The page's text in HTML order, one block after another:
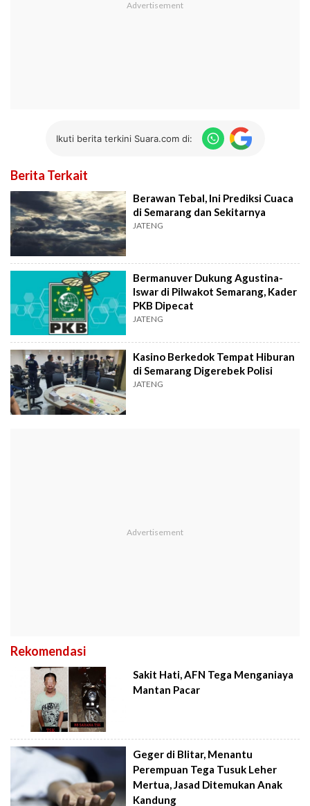
Ikuti berita terkini Suara.com di:
Berita Terkait
Berawan Tebal, Ini Prediksi Cuaca
di Semarang dan Sekitarnya
JATENG
Bermanuver Dukung Agustina-
Iswar di Pilwakot Semarang, Kader
PKB Dipecat
JATENG
Kasino Berkedok Tempat Hiburan
di Semarang Digerebek Polisi
JATENG
Rekomendasi
Sakit Hati, AFN Tega Menganiaya
Mantan Pacar
Geger di Blitar, Menantu
Perempuan Tega Tusuk Leher
Mertua, Jasad Ditemukan Anak
Kandung